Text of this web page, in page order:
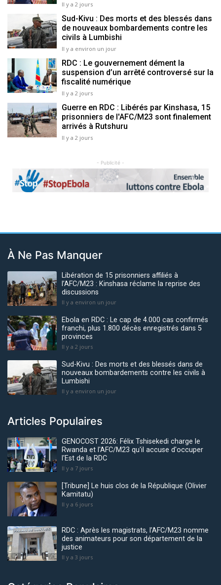
Il y a 2 jours
Sud-Kivu : Des morts et des blessés dans
de nouveaux bombardements contre les
civils à Lumbishi
Il y a environ un jour
RDC : Le gouvernement dément la
suspension d’un arrêté controversé sur la
fiscalité numérique
Il y a 2 jours
Guerre en RDC : Libérés par Kinshasa, 15
prisonniers de l'AFC/M23 sont finalement
arrivés à Rutshuru
Il y a 2 jours
- Publicité -
Previous Next
À Ne Pas Manquer
Libération de 15 prisonniers affiliés à
l’AFC/M23 : Kinshasa réclame la reprise des
discussions
Il y a environ un jour
Ebola en RDC : Le cap de 4.000 cas confirmés
franchi, plus 1.800 décès enregistrés dans 5
provinces
Il y a 2 jours
Sud-Kivu : Des morts et des blessés dans de
nouveaux bombardements contre les civils à
Lumbishi
Il y a environ un jour
Articles Populaires
GENOCOST 2026: Félix Tshisekedi charge le
Rwanda et l'AFC/M23 qu'il accuse d'occuper
l'Est de la RDC
Il y a 7 jours
[Tribune] Le huis clos de la République (Olivier
Kamitatu)
Il y a 6 jours
RDC : Après les magistrats, l’AFC/M23 nomme
des animateurs pour son département de la
justice
Il y a 3 jours